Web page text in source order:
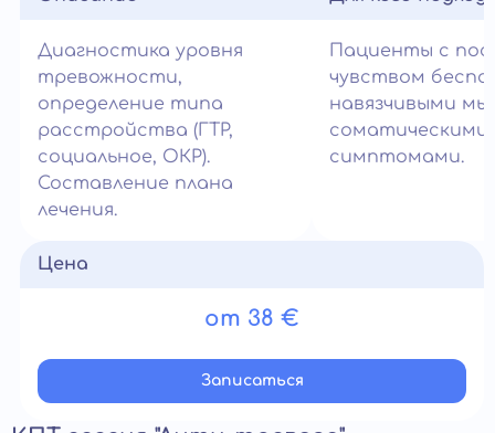
Диагностика уровня
тревожности,
определение типа
расстройства (ГТР,
социальное, ОКР).
Составление плана
лечения.
Пациенты с
чувством
навязчивыми
соматическими
симптомами.
Цена
от 38 €
Записатьcя